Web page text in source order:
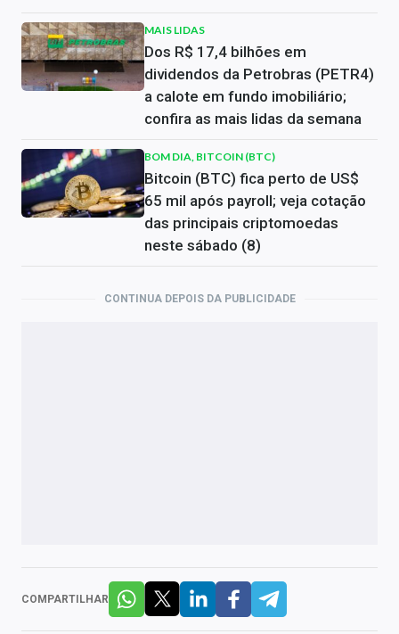
MAIS LIDAS
Dos R$ 17,4 bilhões em
dividendos da Petrobras (PETR4)
a calote em fundo imobiliário;
confira as mais lidas da semana
BOM DIA, BITCOIN (BTC)
Bitcoin (BTC) fica perto de US$
65 mil após payroll; veja cotação
das principais criptomoedas
neste sábado (8)
CONTINUA DEPOIS DA PUBLICIDADE
COMPARTILHAR